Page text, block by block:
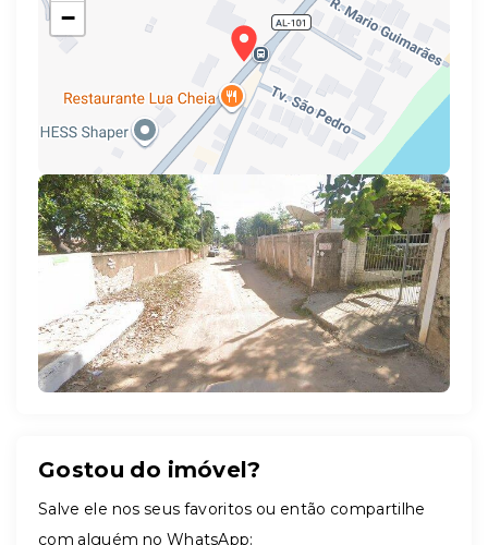
−
Leaflet
Gostou do imóvel?
Salve ele nos seus favoritos ou então compartilhe
com alguém no WhatsApp: